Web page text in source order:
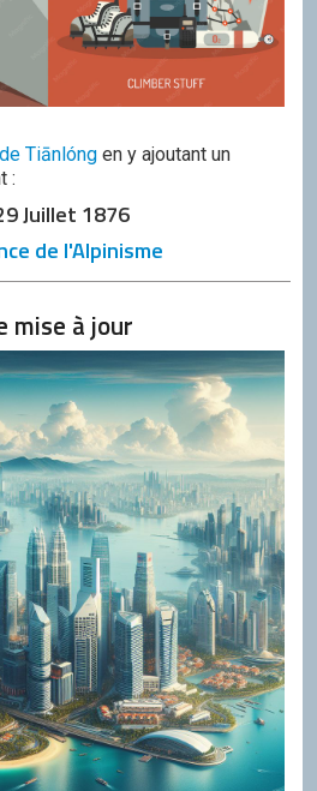
Tiānlóng en y ajoutant un
:
Juillet 1876
de l'Alpinisme
mise à jour